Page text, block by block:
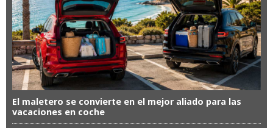
El maletero se convierte en el mejor aliado para las
vacaciones en coche